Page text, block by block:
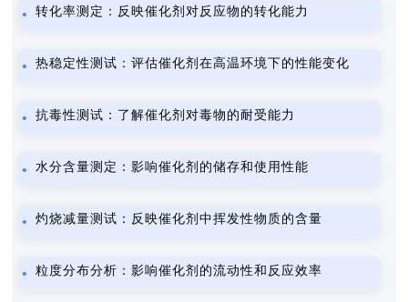
转化率测定：反映催化剂对反应物的转化能力
热稳定性测试：评估催化剂在高温环境下的性能变化
抗毒性测试：了解催化剂对毒物的耐受能力
水分含量测定：影响催化剂的储存和使用性能
灼烧减量测试：反映催化剂中挥发性物质的含量
粒度分布分析：影响催化剂的流动性和反应效率